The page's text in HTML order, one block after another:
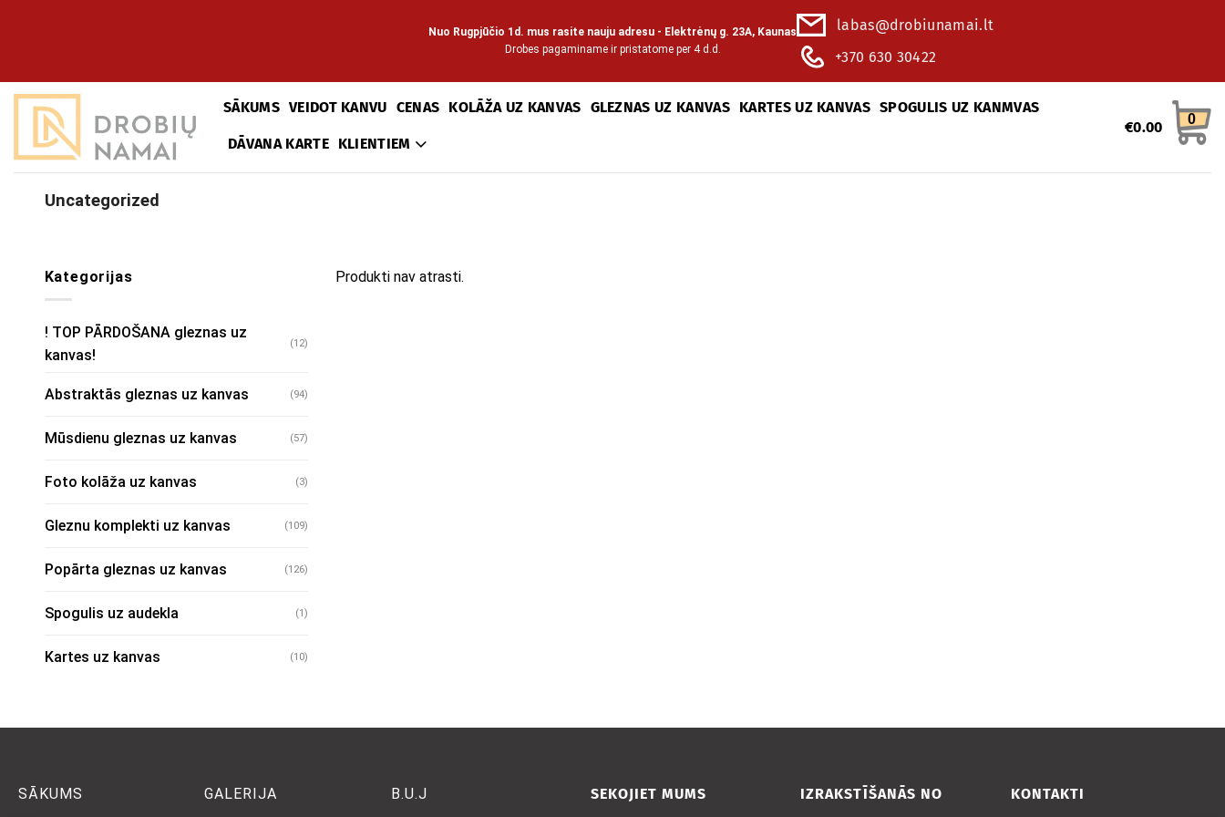
Nuo Rugpjūčio 1d. mus rasite nauju adresu - Elektrėnų g. 23A, Kaunas
Drobes pagaminame ir pristatome per 4 d.d.
labas@drobiunamai.lt
+370 630 30422
SĀKUMS VEIDOT KANVU CENAS KOLĀŽA UZ KANVAS GLEZNAS UZ KANVAS KARTES UZ KANVAS SPOGULIS UZ KANMVAS
DĀVANA KARTE KLIENTIEM
€0.00 0
Uncategorized
Kategorijas
! TOP PĀRDOŠANA gleznas uz
kanvas!
(12)
Abstraktās gleznas uz kanvas (94)
Mūsdienu gleznas uz kanvas (57)
Foto kolāža uz kanvas (3)
Gleznu komplekti uz kanvas (109)
Popārta gleznas uz kanvas (126)
Spogulis uz audekla (1)
Kartes uz kanvas (10)
Produkti nav atrasti.
SĀKUMS GALERIJA B.U.J SEKOJIET MUMS IZRAKSTĪŠANĀS NO KONTAKTI